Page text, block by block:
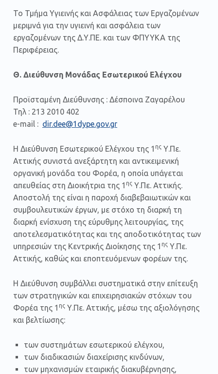
Το Τμήμα Υγιεινής και Ασφάλειας των Εργαζομένων
μεριμνά για την υγιεινή και ασφάλεια των
εργαζομένων της Δ.Υ.ΠΕ. και των ΦΠΥΥΚΑ της
Περιφέρειας.
Θ. Διεύθυνση Μονάδας Εσωτερικού Ελέγχου
Προϊσταμένη Διεύθυνσης : Δέσποινα Ζαγαρέλου
Τηλ : 213 2010 402
e-mail : dir.dee@1dype.gov.gr
Η Διεύθυνση Εσωτερικού Ελέγχου της 1 ηςΥ.Πε.
Αττικής συνιστά ανεξάρτητη και αντικειμενική
οργανική μονάδα του Φορέα, η οποία υπάγεται
απευθείας στη Διοικήτρια της 1 ηςΥ.Πε. Αττικής.
Αποστολή της είναι η παροχή διαβεβαιωτικών και
συμβουλευτικών έργων, με στόχο τη διαρκή τη
διαρκή ενίσχυση της εύρυθμης λειτουργίας, της
αποτελεσματικότητας και της αποδοτικότητας των
υπηρεσιών της Κεντρικής Διοίκησης της 1 ηςΥ.Πε.
Αττικής, καθώς και εποπτευόμενων φορέων της.
Η Διεύθυνση συμβάλλει συστηματικά στην επίτευξη
των στρατηγικών και επιχειρησιακών στόχων του
Φορέα της 1 ηςΥ.Πε. Αττικής, μέσω της αξιολόγησης
και βελτίωσης:
των συστημάτων εσωτερικού ελέγχου,
των διαδικασιών διαχείρισης κινδύνων,
των μηχανισμών εταιρικής διακυβέρνησης,